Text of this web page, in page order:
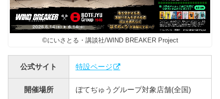
©にいさとる・講談社/WIND BREAKER Project
公式サイト 特設ページ
開催場所 ぼてぢゅうグループ対象店舗(全国)